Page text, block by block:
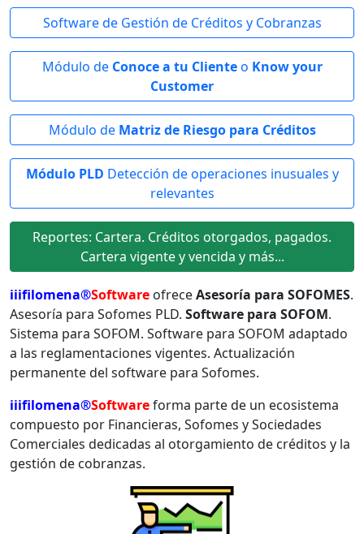
Software de Gestión de Créditos y Cobranzas
Módulo de Conoce a tu Clienteo Know your
Customer
Módulo de Matriz de Riesgo para Créditos
Módulo PLD Detección de operaciones inusuales y
relevantes
Reportes: Cartera. Créditos otorgados, pagados.
Cartera vigente y vencida y más...
iiifilomena®Software ofreceAsesoría para SOFOMES.
Asesoría para Sofomes PLD. Software para SOFOM.
Sistema para SOFOM. Software para SOFOM adaptado
a las reglamentaciones vigentes. Actualización
permanente del software para Sofomes.
iiifilomena®Softwareforma parte de un ecosistema
compuesto por Financieras, Sofomes y Sociedades
Comerciales dedicadas al otorgamiento de créditos y la
gestión de cobranzas.